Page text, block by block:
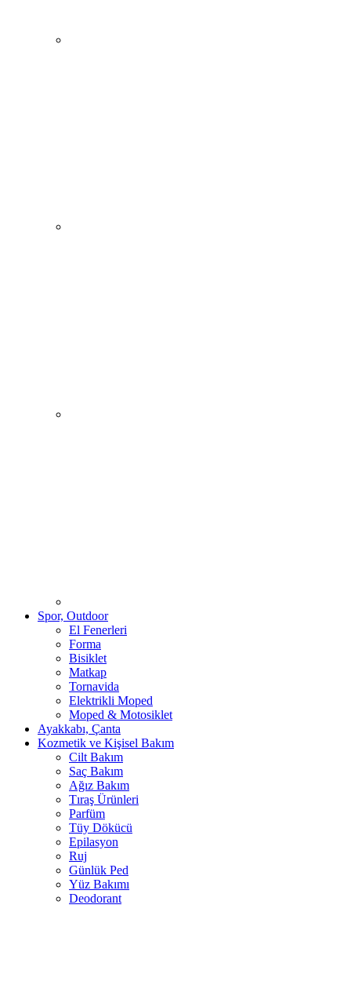
Spor, Outdoor
El Fenerleri
Forma
Bisiklet
Matkap
Tornavida
Elektrikli Moped
Moped & Motosiklet
Ayakkabı, Çanta
Kozmetik ve Kişisel Bakım
Cilt Bakım
Saç Bakım
Ağız Bakım
Tıraş Ürünleri
Parfüm
Tüy Dökücü
Epilasyon
Ruj
Günlük Ped
Yüz Bakımı
Deodorant